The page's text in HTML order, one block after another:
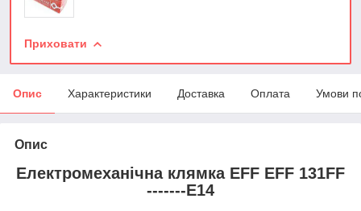
Приховати
Опис Характеристики Доставка Оплата Умови
Опис
Електромеханічна клямка EFF EFF 131FF
-------E14